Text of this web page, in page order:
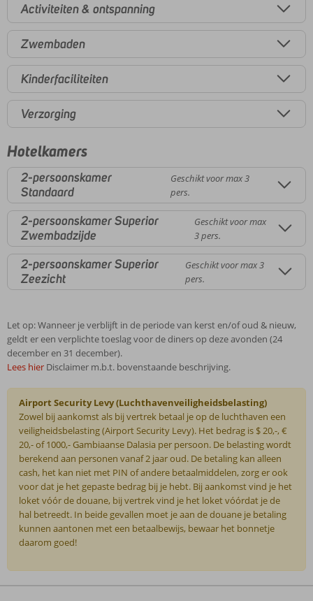
Activiteiten & ontspanning
Zwembaden
Kinderfaciliteiten
Verzorging
Hotelkamers
2-persoonskamer
Standaard
Geschikt voor max 3
pers.
2-persoonskamer Superior
Zwembadzijde
Geschikt voor max
3 pers.
2-persoonskamer Superior
Zeezicht
Geschikt voor max 3
pers.
Let op: Wanneer je verblijft in de periode van kerst en/of oud & nieuw,
geldt er een verplichte toeslag voor de diners op deze avonden (24
december en 31 december).
Lees hier Disclaimer m.b.t. bovenstaande beschrijving.
Airport Security Levy (Luchthavenveiligheidsbelasting)
Zowel bij aankomst als bij vertrek betaal je op de luchthaven een
veiligheidsbelasting (Airport Security Levy). Het bedrag is $ 20,-, €
20,- of 1000,- Gambiaanse Dalasia per persoon. De belasting wordt
berekend aan personen vanaf 2 jaar oud. De betaling kan alleen
cash, het kan niet met PIN of andere betaalmiddelen, zorg er ook
voor dat je het gepaste bedrag bij je hebt. Bij aankomst vind je het
loket vóór de douane, bij vertrek vind je het loket vóórdat je de
hal betreedt. In beide gevallen moet je aan de douane je betaling
kunnen aantonen met een betaalbewijs, bewaar het bonnetje
daarom goed!